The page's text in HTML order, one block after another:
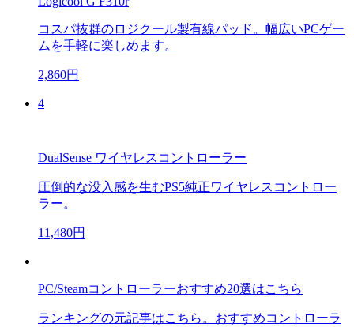
コスパ抜群のロジクール製有線パッド。幅広いPCゲー
ムを手軽に楽しめます。
2,860円
4
DualSense ワイヤレスコントローラー
圧倒的な没入感を生むPS5純正ワイヤレスコントロー
ラー。
11,480円
PC/Steamコントローラーおすすめ20選はこちら
ランキングの元記事はこちら。おすすめコントローラ